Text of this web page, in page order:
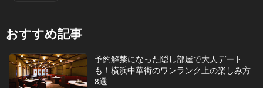
おすすめ記事
予約解禁になった隠し部屋で大人デート
も！横浜中華街のワンランク上の楽しみ方
8選